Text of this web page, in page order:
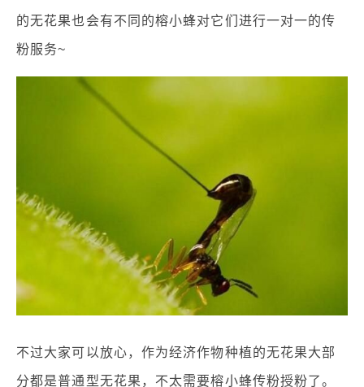
的无花果也会有不同的榕小蜂对它们进行一对一的传
粉服务~
不过大家可以放心，作为经济作物种植的无花果大部
分都是普通型无花果，不太需要榕小蜂传粉授粉了。